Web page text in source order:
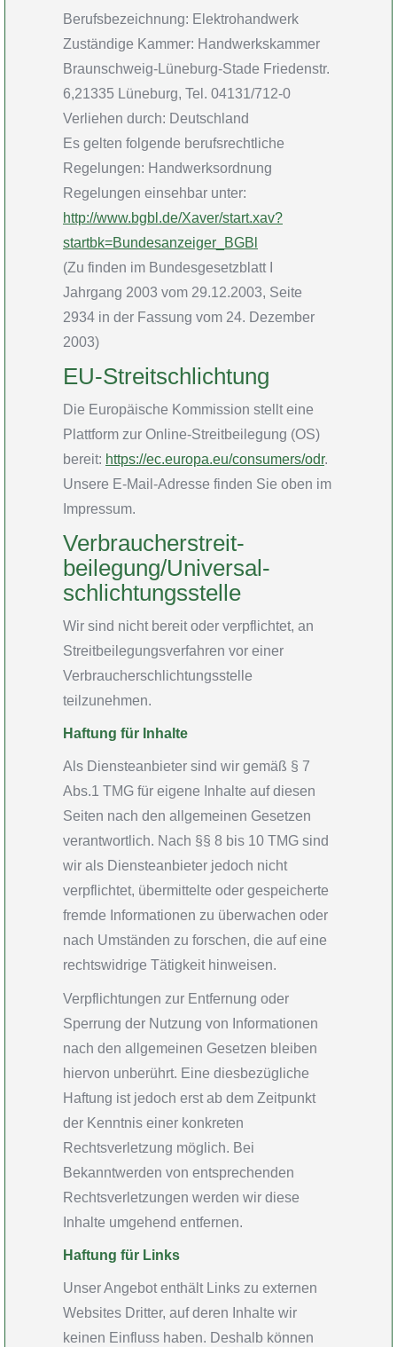
Berufsbezeichnung: Elektrohandwerk
Zuständige Kammer: Handwerkskammer
Braunschweig-Lüneburg-Stade Friedenstr.
6,21335 Lüneburg, Tel. 04131/712-0
Verliehen durch: Deutschland
Es gelten folgende berufsrechtliche
Regelungen: Handwerksordnung
Regelungen einsehbar unter:
http://www.bgbl.de/Xaver/start.xav?
startbk=Bundesanzeiger_BGBl
(Zu finden im Bundesgesetzblatt I
Jahrgang 2003 vom 29.12.2003, Seite
2934 in der Fassung vom 24. Dezember
2003)
EU-Streitschlichtung
Die Europäische Kommission stellt eine
Plattform zur Online-Streitbeilegung (OS)
bereit: https://ec.europa.eu/consumers/odr.
Unsere E-Mail-Adresse finden Sie oben im
Impressum.
Verbraucher­streit­
beilegung/Universal­
schlichtungs­stelle
Wir sind nicht bereit oder verpflichtet, an
Streitbeilegungsverfahren vor einer
Verbraucherschlichtungsstelle
teilzunehmen.
Haftung für Inhalte
Als Diensteanbieter sind wir gemäß § 7
Abs.1 TMG für eigene Inhalte auf diesen
Seiten nach den allgemeinen Gesetzen
verantwortlich. Nach §§ 8 bis 10 TMG sind
wir als Diensteanbieter jedoch nicht
verpflichtet, übermittelte oder gespeicherte
fremde Informationen zu überwachen oder
nach Umständen zu forschen, die auf eine
rechtswidrige Tätigkeit hinweisen.
Verpflichtungen zur Entfernung oder
Sperrung der Nutzung von Informationen
nach den allgemeinen Gesetzen bleiben
hiervon unberührt. Eine diesbezügliche
Haftung ist jedoch erst ab dem Zeitpunkt
der Kenntnis einer konkreten
Rechtsverletzung möglich. Bei
Bekanntwerden von entsprechenden
Rechtsverletzungen werden wir diese
Inhalte umgehend entfernen.
Haftung für Links
Unser Angebot enthält Links zu externen
Websites Dritter, auf deren Inhalte wir
keinen Einfluss haben. Deshalb können